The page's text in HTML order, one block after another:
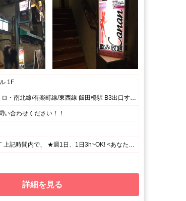
1F
各線神楽坂駅より徒歩6分 東京メトロ・南北線/有楽町線/東西線 飯田橋駅 B3出口すぐ 都営大江戸線 飯田橋駅 B3出口すぐ JR総武線各停 飯田橋駅 西口徒歩１分
い合わせください！！
≪19:00~LAST≫ ￣￣￣￣￣￣￣￣ 上記時間内で、 ★週1日、1日3h~OK! <あなたのペースで勤務OK♪> ⌒⌒⌒⌒⌒⌒⌒⌒⌒⌒⌒⌒⌒⌒⌒⌒⌒⌒⌒ 月1回の出勤でもシフト調整OK! シフトの融通がきくので、 プライベート優先で無理せずに働けます☆
詳細を見る